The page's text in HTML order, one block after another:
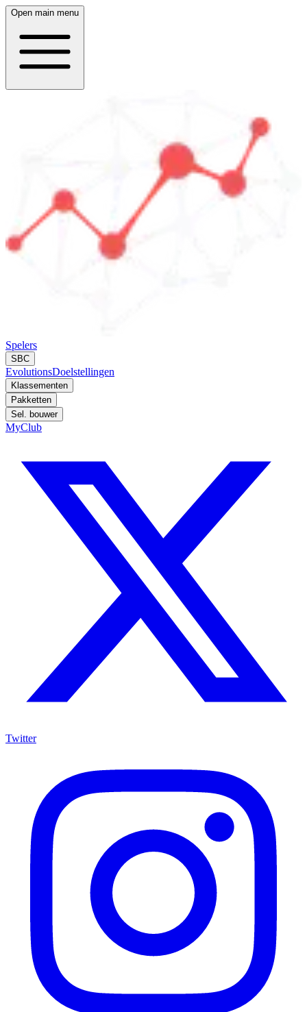
Open main menu
Spelers
SBC
EvolutionsDoelstellingen
Klassementen
Pakketten
Sel. bouwer
MyClub
Twitter